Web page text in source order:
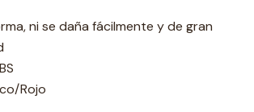
ni se daña fácilmente y de gran
Rojo